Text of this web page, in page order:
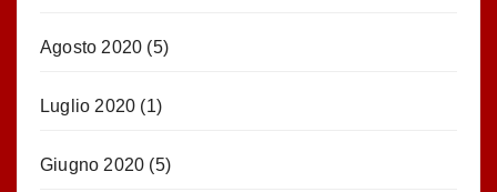
Agosto 2020 (5)
Luglio 2020 (1)
Giugno 2020 (5)